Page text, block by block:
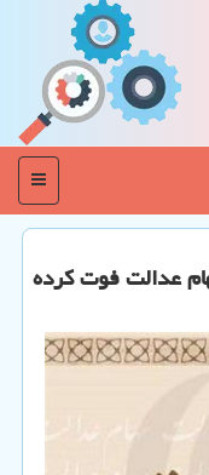
منو
عدالت فوت كرده